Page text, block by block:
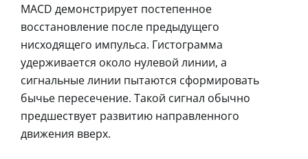
MACD демонстрирует постепенное
восстановление после предыдущего
нисходящего импульса. Гистограмма
удерживается около нулевой линии, а
сигнальные линии пытаются сформировать
бычье пересечение. Такой сигнал обычно
предшествует развитию направленного
движения вверх.